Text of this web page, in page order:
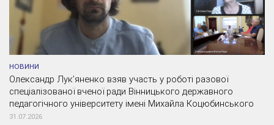
НОВИНИ
Олександр Лук’яненко взяв участь у роботі разової
спеціалізованої вченої ради Вінницького державного
педагогічного університету імені Михайла Коцюбинського
31.07.2026